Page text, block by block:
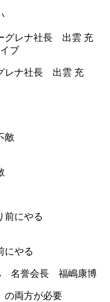
ブ
レナ社長 出雲 充
にやる
ｽ 名誉会長 福嶋康博